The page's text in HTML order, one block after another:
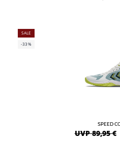
SALE
-33%
SPEED
UVP 89,95 €